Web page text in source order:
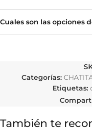
Cuales son las opciones
Categorías:
Etiquetas:
También te